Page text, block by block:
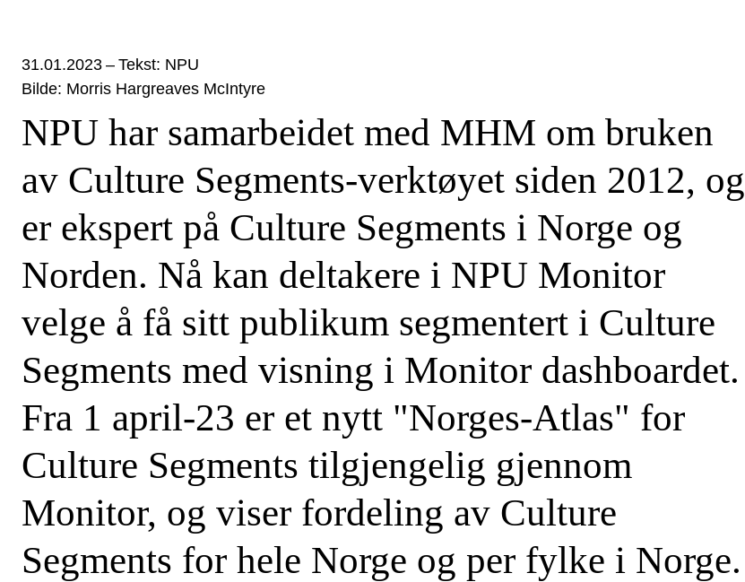
31.01.2023 – Tekst: NPU
Bilde: Morris Hargreaves McIntyre
NPU har samarbeidet med MHM om bruken
av Culture Segments-verktøyet siden 2012, og
er ekspert på Culture Segments i Norge og
Norden. Nå kan deltakere i NPU Monitor
velge å få sitt publikum segmentert i Culture
Segments med visning i Monitor dashboardet.
Fra 1 april-23 er et nytt "Norges-Atlas" for
Culture Segments tilgjengelig gjennom
Monitor, og viser fordeling av Culture
Segments for hele Norge og per fylke i Norge.